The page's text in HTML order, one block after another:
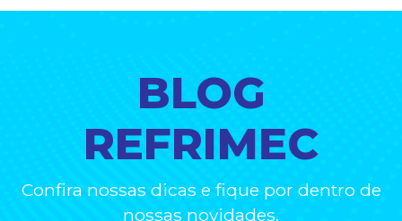
BLOG
REFRIMEC
Confira nossas dicas e fique por dentro de
nossas novidades.